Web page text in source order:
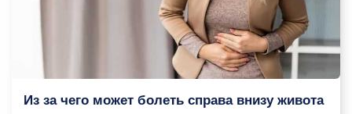
Из за чего может болеть справа внизу живота